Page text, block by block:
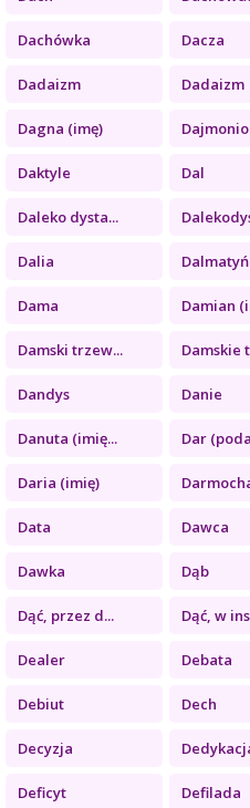
Dachówka Dacza
Dadaizm Dadaizm
Dagna (imę)
Daktyle Dal
Daleko dysta...
Dalia
Dama Damian
Damski trzew... Damskie
Dandys Danie
Danuta (imię... Dar
Daria (imię)
Data Dawca
Dawka Dąb
Dąć, przez d... Dąć, w
Dealer Debata
Debiut Dech
Decyzja
Deficyt Defilada